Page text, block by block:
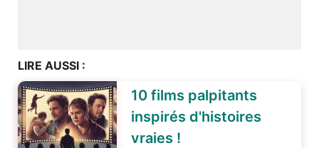
LIRE AUSSI :
10 films palpitants
inspirés d'histoires
vraies !